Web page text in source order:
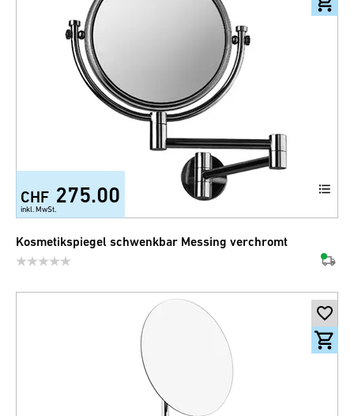
CHF 275.00
inkl. MwSt.
Kosmetikspiegel schwenkbar Messing verchromt